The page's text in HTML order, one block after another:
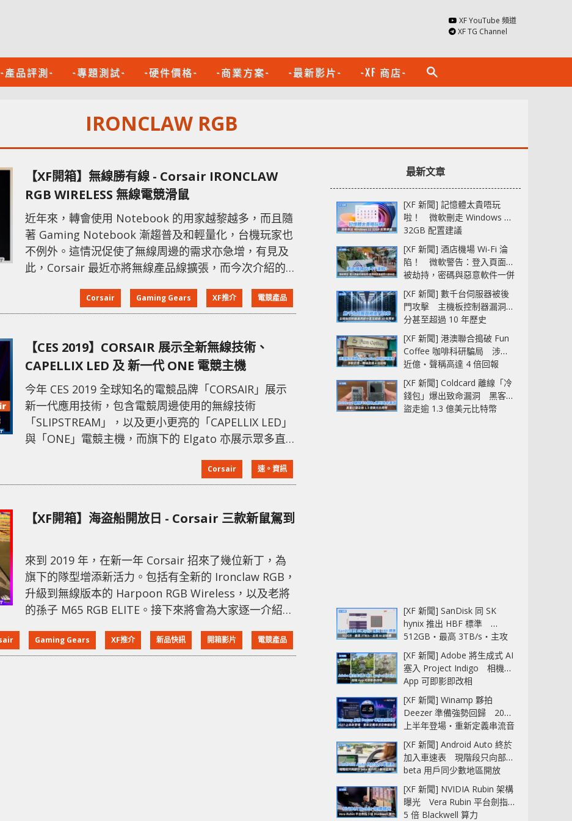
XF YouTube 頻道
XF TG Channel
-產品評測- -專題測試- -硬件價格- -商業方案- -最新影片- -XF 商店- search
IRONCLAW RGB
【XF開箱】無線勝有線 - Corsair IRONCLAW
RGB WIRELESS 無線電競滑鼠
近年來，轉會使用 Notebook 的用家越黎越多，而且隨
著 Gaming Notebook 漸趨普及和輕量化，台機玩家也
不例外。這情況促使了無線周邊的需求亦急增，有見及
此，Corsair 最近亦將無線產品線擴張，而今次介紹的
計加以改良成新的無線版本。除此之外，Corsair 針對
電競玩家需求，除了加入 RGB 燈效元素之外，亦搭載了
釋除了玩家對無線設
Corsair Gaming Gears XF推介 電競產品
【CES 2019】CORSAIR 展示全新無線技術、
CAPELLIX LED 及 新一代 ONE 電競主機
今年 CES 2019 全球知名的電競品牌「CORSAIR」展示
新一代應用技術，包含電競周邊使用的無線技術
「SLIPSTREAM」，以及更小更亮的「CAPELLIX LED」
與「ONE」電競主機，而旗下的 Elgato 亦展示眾多直
無線連線技術，可望解決現有無線裝置在複雜環境時的
SLIPSTREAM
Corsair 速。資訊
【XF開箱】海盗船開放日 - Corsair 三款新鼠駕到
來到 2019 年，在新一年 Corsair 招來了幾位新丁，為
旗下的隊型增添新活力。包括有全新的 Ironclaw RGB，
升級到無線版本的 Harpoon RGB Wireless，以及老將
的孫子 M65 RGB ELITE。接下來將會為大家逐一介紹。
RGB 的無線版，內置式電池，並且提供 RGB 燈效，搭
載的 Sensor 最高支持 6000 DPI，並僅有 99 克超輕重
Gaming Gears XF推介 新品快訊 開箱影片 電競產品
最新文章
[XF 新聞] 記憶體太貴唔玩
啦！ 微軟刪走 Windows 11
32GB 配置建議
[XF 新聞] 酒店機場 Wi-Fi 淪
陷！ 微軟警告：登入頁面可
被劫持，密碼與惡意軟件一併
中招
[XF 新聞] 數千台伺服器被後
門攻擊 主機板控制器漏洞部
分甚至超過 10 年歷史
[XF 新聞] 港澳聯合搗破 Fun
Coffee 咖啡科研騙局 涉款
近億‧聲稱高達 4 倍回報
[XF 新聞] Coldcard 離線「冷
錢包」爆出致命漏洞 黑客已
盜走逾 1.3 億美元比特幣
[XF 新聞] SanDisk 同 SK
hynix 推出 HBF 標準
512GB‧最高 3TB/s‧主攻
AI 記憶體
[XF 新聞] Adobe 將生成式 AI
塞入 Project Indigo 相機
App 可即影即改相
[XF 新聞] Winamp 夥拍
Deezer 準備強勢回歸 2027
上半年登場‧重新定義串流音
樂播放器
[XF 新聞] Android Auto 終於
加入車速表 現階段只向部分
beta 用戶同少數地區開放
[XF 新聞] NVIDIA Rubin 架構
曝光 Vera Rubin 平台劍指
5 倍 Blackwell 算力